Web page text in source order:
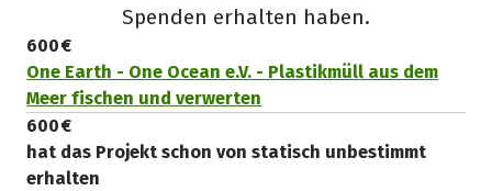
Spenden erhalten haben.
600 €
One Earth - One Ocean e.V. - Plastikmüll aus dem
Meer fischen und verwerten
600 €
hat das Projekt schon von statisch unbestimmt
erhalten